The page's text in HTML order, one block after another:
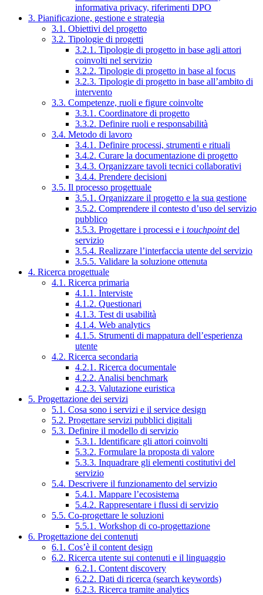
informativa privacy, riferimenti DPO
3. Pianificazione, gestione e strategia
3.1. Obiettivi del progetto
3.2. Tipologie di progetti
3.2.1. Tipologie di progetto in base agli attori
coinvolti nel servizio
3.2.2. Tipologie di progetto in base al focus
3.2.3. Tipologie di progetto in base all’ambito di
intervento
3.3. Competenze, ruoli e figure coinvolte
3.3.1. Coordinatore di progetto
3.3.2. Definire ruoli e responsabilità
3.4. Metodo di lavoro
3.4.1. Definire processi, strumenti e rituali
3.4.2. Curare la documentazione di progetto
3.4.3. Organizzare tavoli tecnici collaborativi
3.4.4. Prendere decisioni
3.5. Il processo progettuale
3.5.1. Organizzare il progetto e la sua gestione
3.5.2. Comprendere il contesto d’uso del servizio
pubblico
3.5.3. Progettare i processi e i touchpointdel
servizio
3.5.4. Realizzare l’interfaccia utente del servizio
3.5.5. Validare la soluzione ottenuta
4. Ricerca progettuale
4.1. Ricerca primaria
4.1.1. Interviste
4.1.2. Questionari
4.1.3. Test di usabilità
4.1.4. Web analytics
4.1.5. Strumenti di mappatura dell’esperienza
utente
4.2. Ricerca secondaria
4.2.1. Ricerca documentale
4.2.2. Analisi benchmark
4.2.3. Valutazione euristica
5. Progettazione dei servizi
5.1. Cosa sono i servizi e il service design
5.2. Progettare servizi pubblici digitali
5.3. Definire il modello di servizio
5.3.1. Identificare gli attori coinvolti
5.3.2. Formulare la proposta di valore
5.3.3. Inquadrare gli elementi costitutivi del
servizio
5.4. Descrivere il funzionamento del servizio
5.4.1. Mappare l’ecosistema
5.4.2. Rappresentare i flussi di servizio
5.5. Co-progettare le soluzioni
5.5.1. Workshop di co-progettazione
6. Progettazione dei contenuti
6.1. Cos’è il content design
6.2. Ricerca utente sui contenuti e il linguaggio
6.2.1. Content discovery
6.2.2. Dati di ricerca (search keywords)
6.2.3. Ricerca tramite analytics